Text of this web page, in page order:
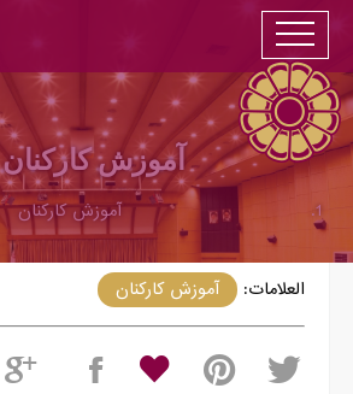
آموزش کارکنان
آموزش کارکنان آموزش کارکنان
العلامات: آموزش کارکنان